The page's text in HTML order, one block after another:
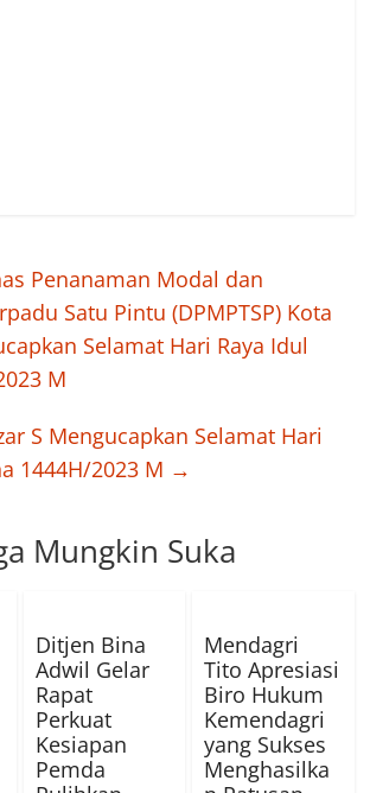
Penanaman Modal dan
Satu Pintu (DPMPTSP) Kota
Selamat Hari Raya Idul
M
S Mengucapkan Selamat Hari
1444H/2023 M →
Mungkin Suka
Ditjen Bina
Adwil Gelar
Rapat
Perkuat
Kesiapan
Pemda
Mendagri
Tito Apresiasi
Biro Hukum
Kemendagri
yang Sukses
Menghasilka